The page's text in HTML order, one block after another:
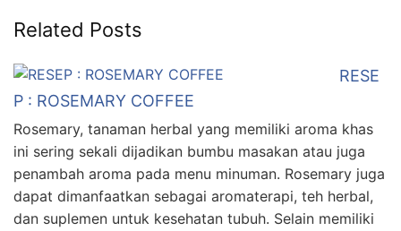
Related Posts
RESE
P : ROSEMARY COFFEE
Rosemary, tanaman herbal yang memiliki aroma khas
ini sering sekali dijadikan bumbu masakan atau juga
penambah aroma pada menu minuman. Rosemary juga
dapat dimanfaatkan sebagai aromaterapi, teh herbal,
dan suplemen untuk kesehatan tubuh. Selain memiliki